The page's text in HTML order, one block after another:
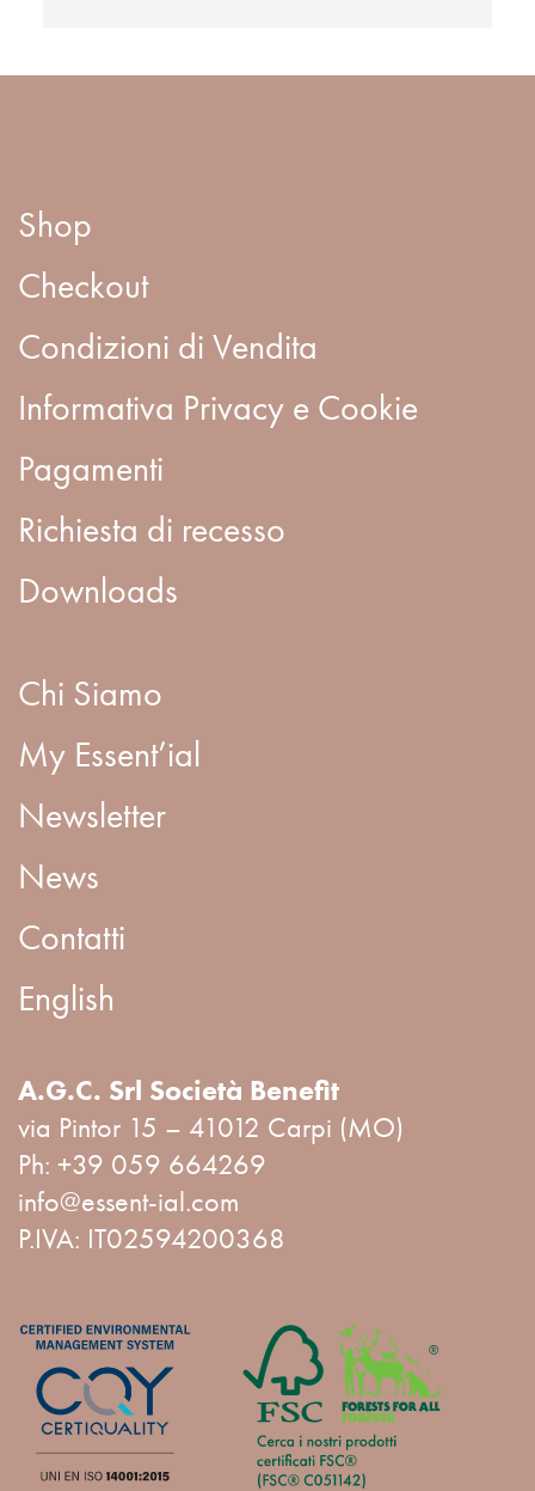
Shop
Checkout
Condizioni di Vendita
Informativa Privacy e Cookie
Pagamenti
Richiesta di recesso
Downloads
Chi Siamo
My Essent’ial
Newsletter
News
Contatti
English
A.G.C. Srl Società Benefit
via Pintor 15 – 41012 Carpi (MO)
Ph: +39 059 664269
info@essent-ial.com
P.IVA: IT02594200368